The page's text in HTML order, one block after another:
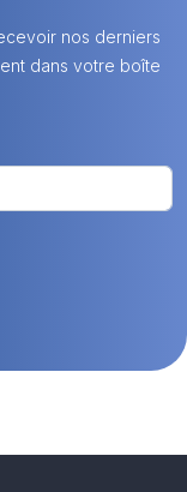
nos derniers
dans votre boîte